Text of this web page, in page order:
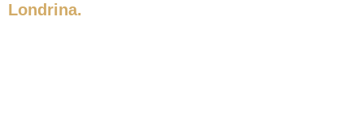
Londrina.